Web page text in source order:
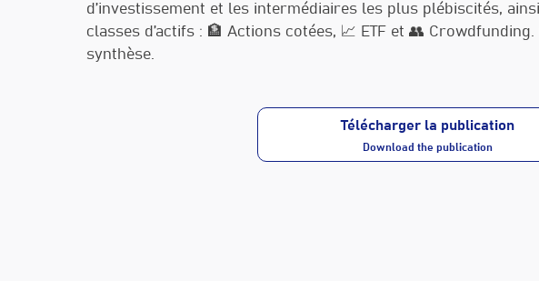
d’investissement et les intermédiaires les plus plébiscités,
classes d’actifs : 🏦 Actions cotées, 📈 ETF et 👥
synthèse.
Télécharger la publication
Download the publication